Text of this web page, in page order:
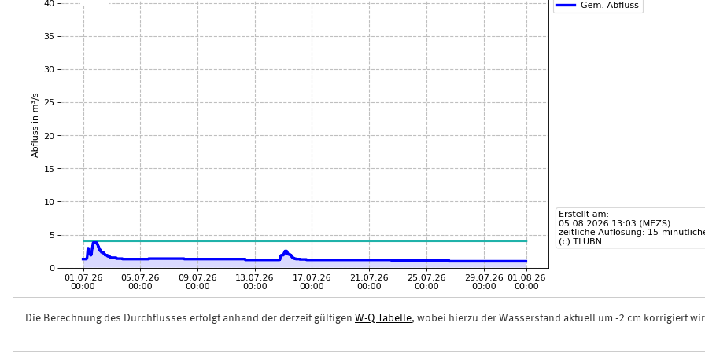
Die Berechnung des Durchflusses erfolgt anhand der derzeit gültigen W-Q Tabelle, wobei hierzu der Wasserstand aktuell um -2 cm korrigiert